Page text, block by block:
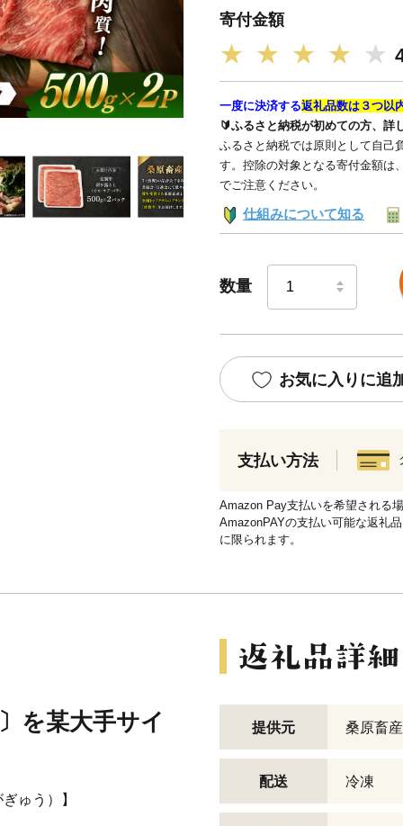
寄付金額
★ ★ ★ ★ ★
一度に決済する返礼品数は３つ以
🔰ふるさと納税が初めての方、詳
ふるさと納税では原則として自己
す。控除の対象となる寄付金額は
でご注意ください。
仕組みについて知る
数量
お気に入りに追
支払い方法
Amazon Pay支払いを希望される
AmazonPAYの支払い可能な返礼
に限られます。
を某大手サイ
ゅう）】
提供元 桑原畜産
配送 冷凍